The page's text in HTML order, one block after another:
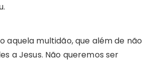
aquela multidão, que além de não
a Jesus. Não queremos ser